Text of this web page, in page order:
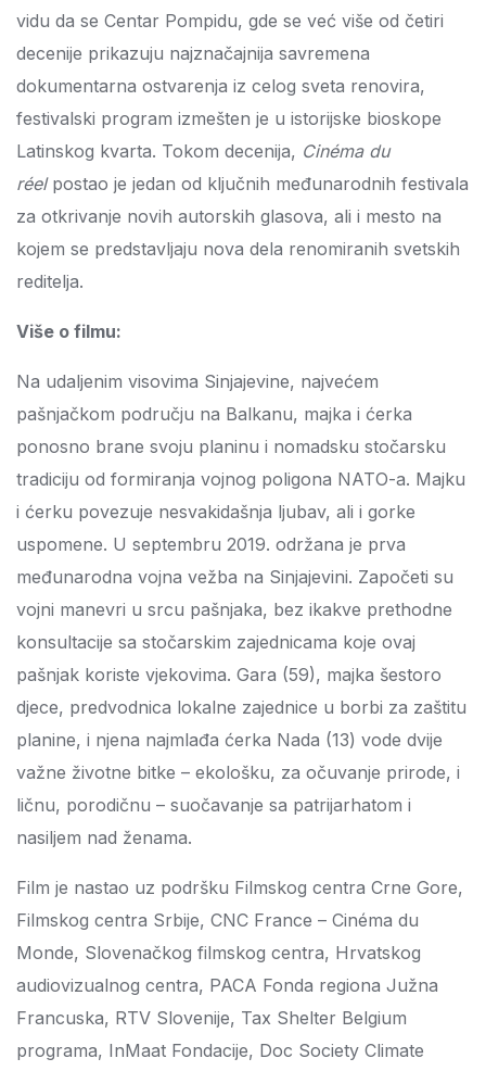
vidu da se Centar Pompidu, gde se već više od četiri
decenije prikazuju najznačajnija savremena
dokumentarna ostvarenja iz celog sveta renovira,
festivalski program izmešten je u istorijske bioskope
Latinskog kvarta. Tokom decenija, Cinéma du
réelpostao je jedan od ključnih međunarodnih festivala
za otkrivanje novih autorskih glasova, ali i mesto na
kojem se predstavljaju nova dela renomiranih svetskih
reditelja.
Više o filmu:
Na udaljenim visovima Sinjajevine, najvećem
pašnjačkom području na Balkanu, majka i ćerka
ponosno brane svoju planinu i nomadsku stočarsku
tradiciju od formiranja vojnog poligona NATO-a. Majku
i ćerku povezuje nesvakidašnja ljubav, ali i gorke
uspomene. U septembru 2019. održana je prva
međunarodna vojna vežba na Sinjajevini. Započeti su
vojni manevri u srcu pašnjaka, bez ikakve prethodne
konsultacije sa stočarskim zajednicama koje ovaj
pašnjak koriste vjekovima. Gara (59), majka šestoro
djece, predvodnica lokalne zajednice u borbi za zaštitu
planine, i njena najmlađa ćerka Nada (13) vode dvije
važne životne bitke – ekološku, za očuvanje prirode, i
ličnu, porodičnu – suočavanje sa patrijarhatom i
nasiljem nad ženama.
Film je nastao uz podršku Filmskog centra Crne Gore,
Filmskog centra Srbije, CNC France – Cinéma du
Monde, Slovenačkog filmskog centra, Hrvatskog
audiovizualnog centra, PACA Fonda regiona Južna
Francuska, RTV Slovenije, Tax Shelter Belgium
programa, InMaat Fondacije, Doc Society Climate